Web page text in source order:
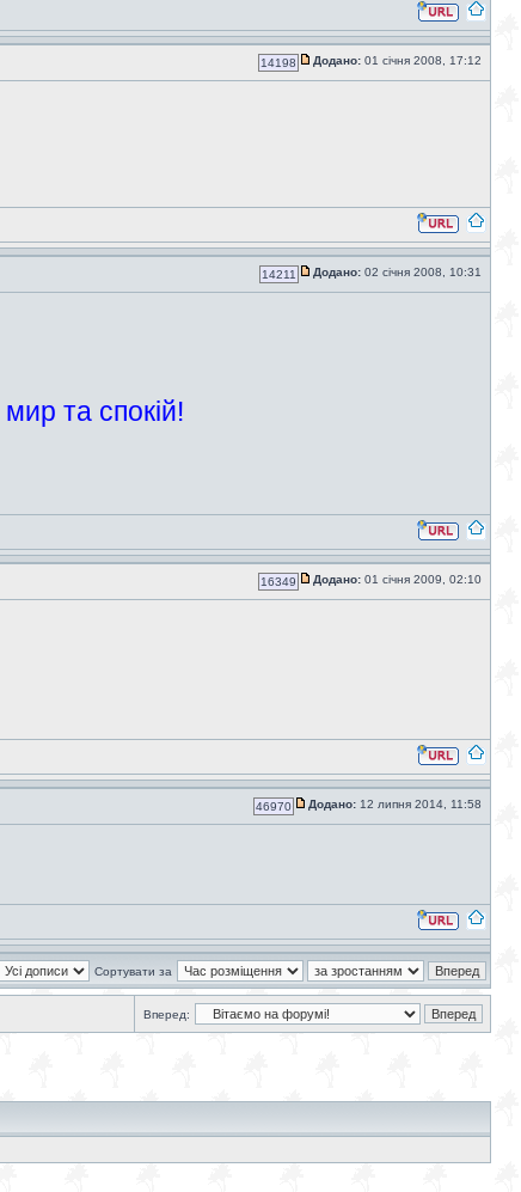
14198 Додано: 01 січня 2008, 17:12
14211 Додано: 02 січня 2008, 10:31
та спокій!
16349 Додано: 01 січня 2009, 02:10
46970 Додано: 12 липня 2014, 11:58
Сортувати за
Вперед: